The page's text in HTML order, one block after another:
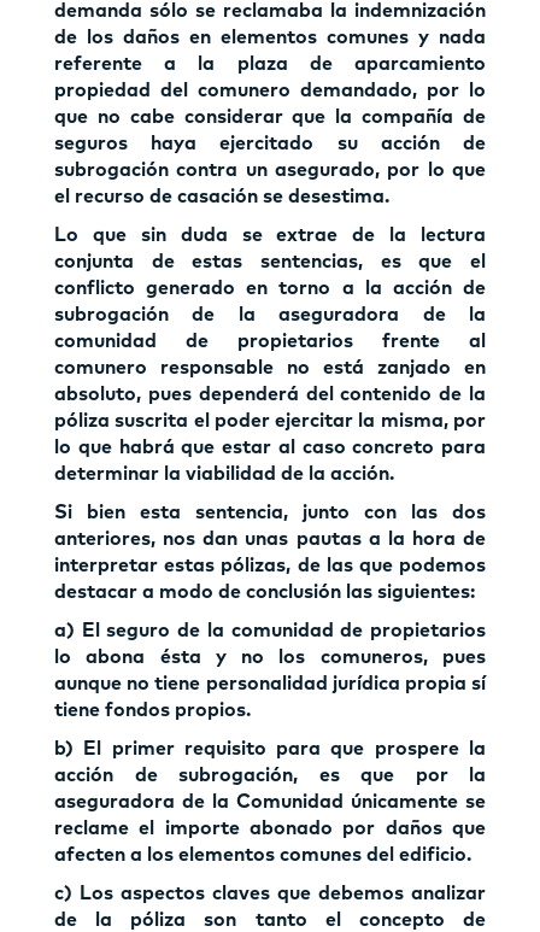
demanda sólo se reclamaba la indemnización
de los daños en elementos comunes y nada
referente a la plaza de aparcamiento
propiedad del comunero demandado, por lo
que no cabe considerar que la compañía de
seguros haya ejercitado su acción de
subrogación contra un asegurado, por lo que
el recurso de casación se desestima.
Lo que sin duda se extrae de la lectura
conjunta de estas sentencias, es que el
conflicto generado en torno a la acción de
subrogación de la aseguradora de la
comunidad de propietarios frente al
comunero responsable no está zanjado en
absoluto, pues dependerá del contenido de la
póliza suscrita el poder ejercitar la misma, por
lo que habrá que estar al caso concreto para
determinar la viabilidad de la acción.
Si bien esta sentencia, junto con las dos
anteriores, nos dan unas pautas a la hora de
interpretar estas pólizas, de las que podemos
destacar a modo de conclusión las siguientes:
a) El seguro de la comunidad de propietarios
lo abona ésta y no los comuneros, pues
aunque no tiene personalidad jurídica propia sí
tiene fondos propios.
b) El primer requisito para que prospere la
acción de subrogación, es que por la
aseguradora de la Comunidad únicamente se
reclame el importe abonado por daños que
afecten a los elementos comunes del edificio.
c) Los aspectos claves que debemos analizar
de la póliza son tanto el concepto de